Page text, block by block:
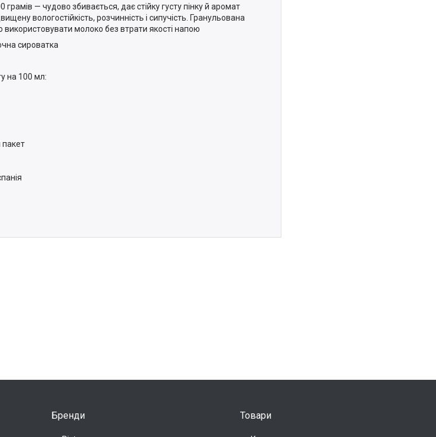
— чудово збивається, дає стійку густу пінку й аромат
вологостійкість, розчинність і сипучість. Гранульована
використовувати молоко без втрати якості напою
сироватка
на 100 мл:
пакет
Бренди Товари